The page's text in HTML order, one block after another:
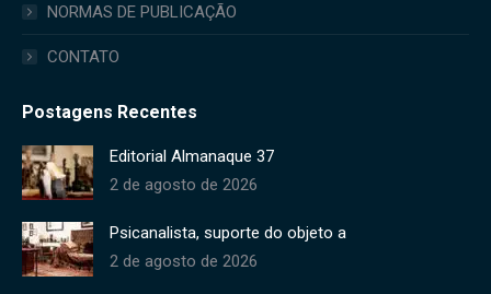
NORMAS DE PUBLICAÇÃO
CONTATO
Postagens Recentes
Editorial Almanaque 37
2 de agosto de 2026
Psicanalista, suporte do objeto a
2 de agosto de 2026